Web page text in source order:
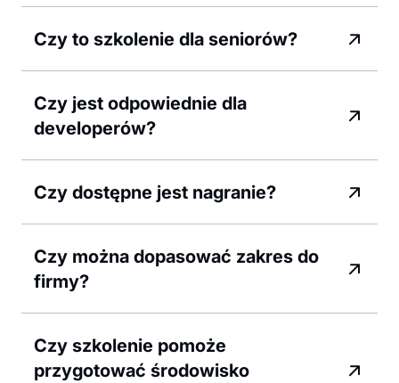
Czy to szkolenie dla seniorów?
Czy jest odpowiednie dla
developerów?
Czy dostępne jest nagranie?
Czy można dopasować zakres do
firmy?
Czy szkolenie pomoże
przygotować środowisko